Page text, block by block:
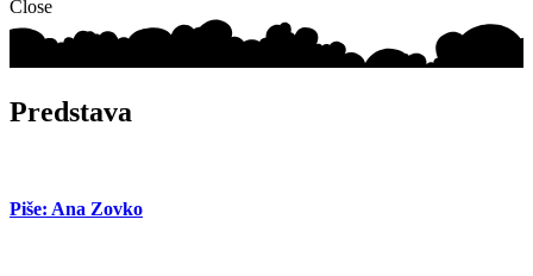
Close
Predstava
Piše: Ana Zovko